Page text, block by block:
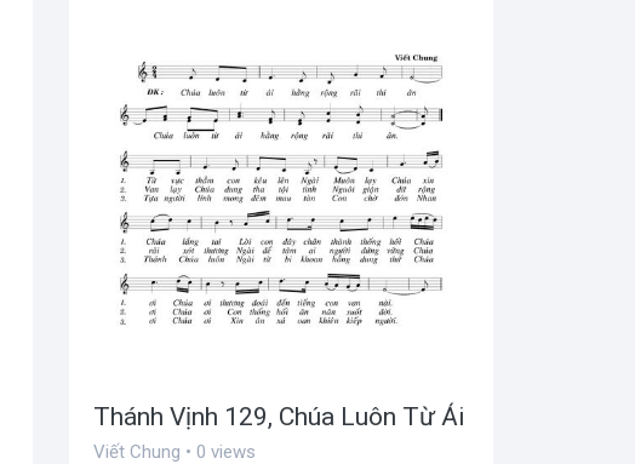
Thánh Vịnh 129, Chúa Luôn Từ Ái
Viết Chung • 0 views